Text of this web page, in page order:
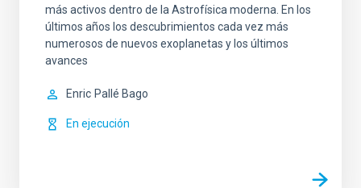
más activos dentro de la Astrofísica moderna. En los
últimos años los descubrimientos cada vez más
numerosos de nuevos exoplanetas y los últimos
avances
Enric Pallé Bago
En ejecución